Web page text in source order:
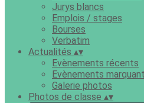
Jurys blancs
Emplois / stages
Bourses
Verbatim
Actualités ▴▾
Evènements récents
Evènements
Galerie photos
Photos de classe ▴▾